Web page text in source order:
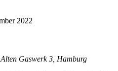
2022
Gaswerk 3, Hamburg